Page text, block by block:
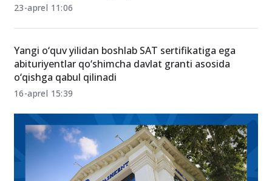
bakalavr yo‘nalishlariga qabul bo‘ladi
23-aprel 11:06
Yangi o‘quv yilidan boshlab SAT sertifikatiga ega
16-aprel 15:39